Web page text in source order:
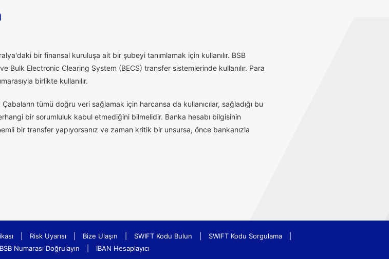
bir finansal kuruluşa ait bir şubeyi tanımlamak için kullanılır. BSB
Bulk Electronic Clearing System (BECS) transfer sistemlerinde kullanılır. Para
birlikte kullanılır.
tümü doğru veri sağlamak için harcansa da kullanıcılar, sağladığı bu
bir sorumluluk kabul etmediğini bilmelidir. Banka hesabı bilgisinin
bir transfer yapıyorsanız ve zaman kritik bir unsursa, önce bankanızla
Risk Uyarısı Bize Ulaşın SWIFT Kodu Bulun SWIFT Kodu Sorgulama
BSB Numarası Doğrulayın
IBAN Hesaplayıcı